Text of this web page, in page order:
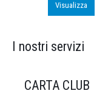
Visualizza
I nostri servizi
CARTA CLUB